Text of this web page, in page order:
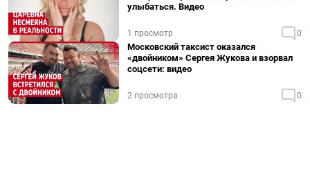
улыбаться. Видео
1 просмотр 0
Московский таксист оказался
«двойником» Сергея Жукова и взорвал
соцсети: видео
2 просмотра 0